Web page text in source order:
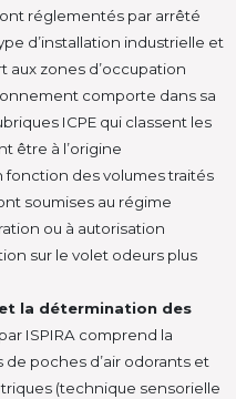
réglementés par arrêté
d’installation industrielle et
aux zones d’occupation
comporte dans sa
ICPE qui classent les
être à l’origine
fonction des volumes traités
soumises au régime
ou à autorisation
sur le volet odeurs plus
la détermination des
ISPIRA comprend la
poches d’air odorants et
(technique sensorielle